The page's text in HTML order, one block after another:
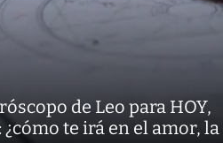
de Leo para HOY,
te irá en el amor, la